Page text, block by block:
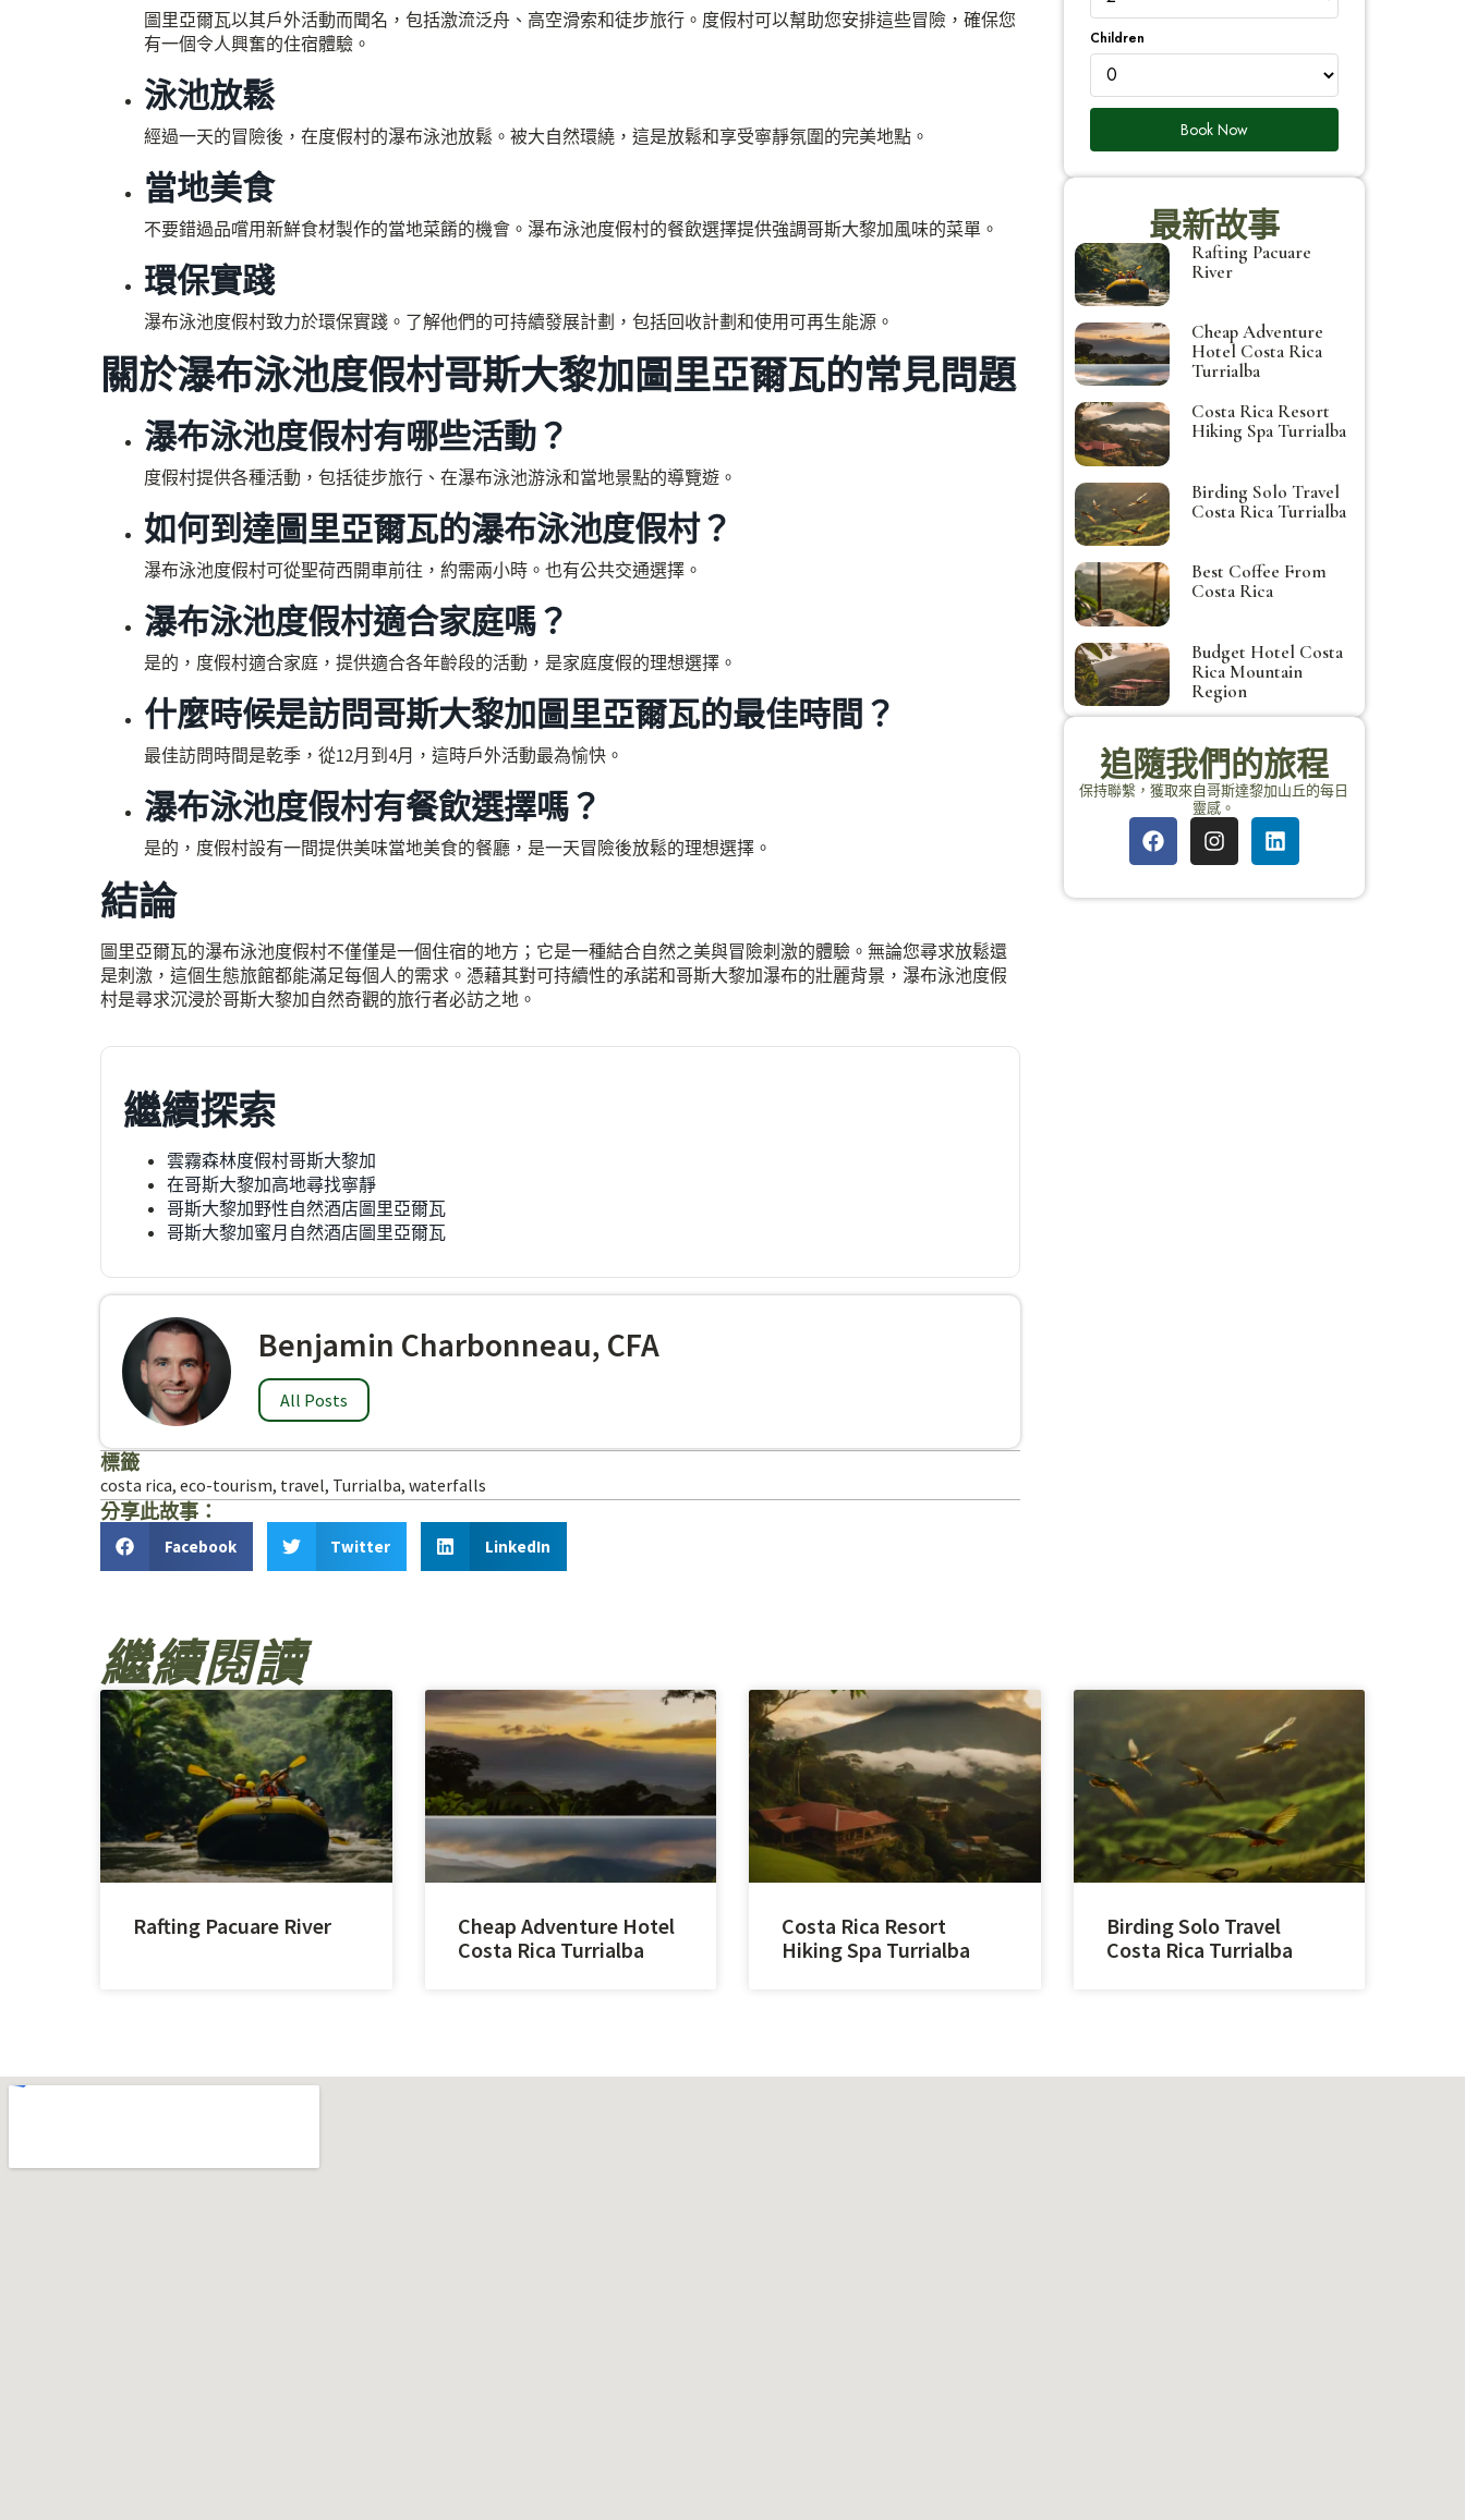
圖里亞爾瓦以其戶外活動而聞名，包括激流泛舟、高空滑索和徒步旅行。度假村可以幫助您安排這些冒險，確保您
有一個令人興奮的住宿體驗。
泳池放鬆
經過一天的冒險後，在度假村的瀑布泳池放鬆。被大自然環繞，這是放鬆和享受寧靜氛圍的完美地點。
當地美食
不要錯過品嚐用新鮮食材製作的當地菜餚的機會。瀑布泳池度假村的餐飲選擇提供強調哥斯大黎加風味的菜單。
環保實踐
瀑布泳池度假村致力於環保實踐。了解他們的可持續發展計劃，包括回收計劃和使用可再生能源。
關於瀑布泳池度假村哥斯大黎加圖里亞爾瓦的常見問題
瀑布泳池度假村有哪些活動？
度假村提供各種活動，包括徒步旅行、在瀑布泳池游泳和當地景點的導覽遊。
如何到達圖里亞爾瓦的瀑布泳池度假村？
瀑布泳池度假村可從聖荷西開車前往，約需兩小時。也有公共交通選擇。
瀑布泳池度假村適合家庭嗎？
是的，度假村適合家庭，提供適合各年齡段的活動，是家庭度假的理想選擇。
什麼時候是訪問哥斯大黎加圖里亞爾瓦的最佳時間？
最佳訪問時間是乾季，從12月到4月，這時戶外活動最為愉快。
瀑布泳池度假村有餐飲選擇嗎？
是的，度假村設有一間提供美味當地美食的餐廳，是一天冒險後放鬆的理想選擇。
結論
圖里亞爾瓦的瀑布泳池度假村不僅僅是一個住宿的地方；它是一種結合自然之美與冒險刺激的體驗。無論您尋求放鬆還
是刺激，這個生態旅館都能滿足每個人的需求。憑藉其對可持續性的承諾和哥斯大黎加瀑布的壯麗背景，瀑布泳池度假
村是尋求沉浸於哥斯大黎加自然奇觀的旅行者必訪之地。
繼續探索
雲霧森林度假村哥斯大黎加
在哥斯大黎加高地尋找寧靜
哥斯大黎加野性自然酒店圖里亞爾瓦
哥斯大黎加蜜月自然酒店圖里亞爾瓦
Benjamin Charbonneau, CFA
All Posts
標籤
costa rica, eco-tourism, travel, Turrialba, waterfalls
分享此故事：
Facebook Twitter LinkedIn
Children
Book Now
最新故事
Rafting Pacuare
River
Cheap Adventure
Hotel Costa Rica
Turrialba
Costa Rica Resort
Hiking Spa Turrialba
Birding Solo Travel
Costa Rica Turrialba
Best Coffee From
Costa Rica
Budget Hotel Costa
Rica Mountain
Region
追隨我們的旅程
保持聯繫，獲取來自哥斯達黎加山丘的每日
靈感。
繼續閱讀
Rafting Pacuare River
Cheap Adventure Hotel
Costa Rica Turrialba
Costa Rica Resort
Hiking Spa Turrialba
Birding Solo Travel
Costa Rica Turrialba